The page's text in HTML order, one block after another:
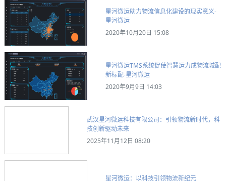
星河微运助力物流信息化建设的现实意义-
星河微运
2020年10月20日 15:08
星河微运TMS系统促使智慧运力成物流城配
新标配-星河微运
2020年9月9日 14:03
武汉星河微运科技有限公司：引领物流新时代，科
技创新驱动未来
2025年11月12日 08:20
星河微运：以科技引领物流新纪元